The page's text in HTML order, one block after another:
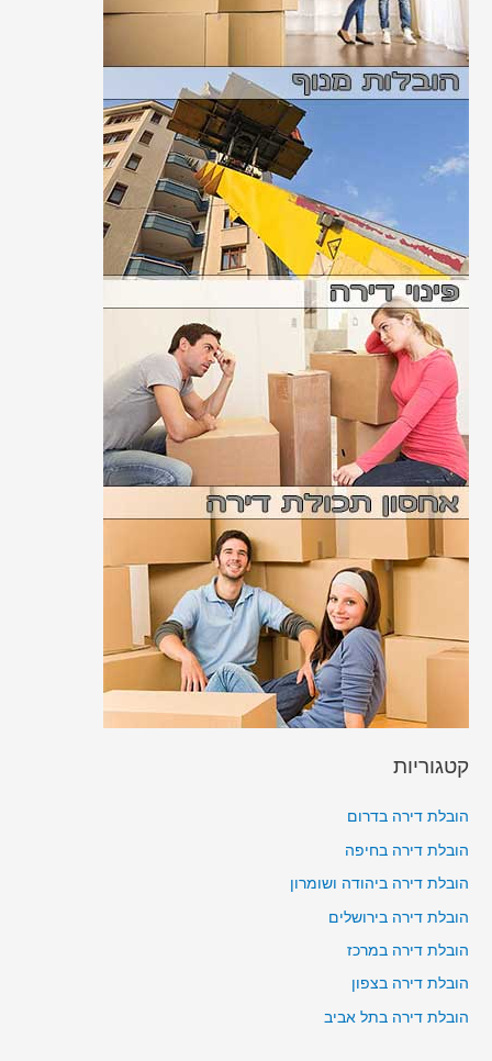
קטגוריות
הובלת דירה בדרום
הובלת דירה בחיפה
הובלת דירה ביהודה ושומרון
הובלת דירה בירושלים
הובלת דירה במרכז
הובלת דירה בצפון
הובלת דירה בתל אביב